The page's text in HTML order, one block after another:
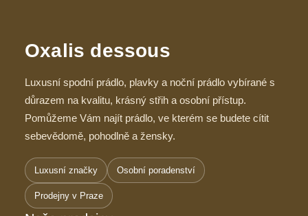
Oxalis dessous
Luxusní spodní prádlo, plavky a noční prádlo vybírané s
důrazem na kvalitu, krásný střih a osobní přístup.
Pomůžeme Vám najít prádlo, ve kterém se budete cítit
sebevědomě, pohodlně a žensky.
Luxusní značky Osobní poradenství
Prodejny v Praze